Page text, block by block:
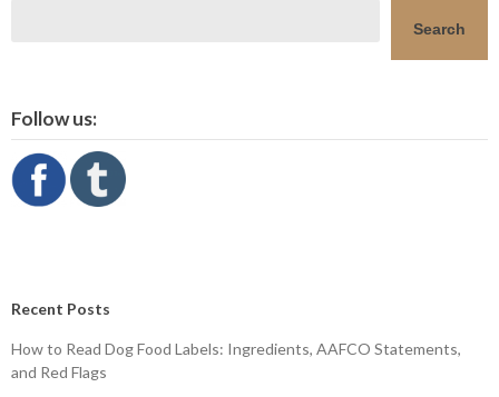
Search
Follow us:
Recent Posts
How to Read Dog Food Labels: Ingredients, AAFCO Statements,
and Red Flags